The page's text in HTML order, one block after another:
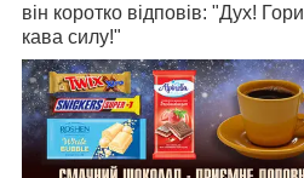
він коротко відповів: "Дух!
кава силу!"